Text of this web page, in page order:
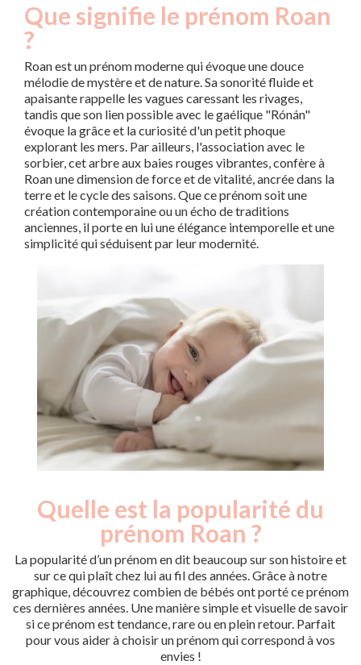
Que signifie le prénom Roan
?
Roan est un prénom moderne qui évoque une douce
mélodie de mystère et de nature. Sa sonorité fluide et
apaisante rappelle les vagues caressant les rivages,
tandis que son lien possible avec le gaélique "Rónán"
évoque la grâce et la curiosité d'un petit phoque
explorant les mers. Par ailleurs, l'association avec le
sorbier, cet arbre aux baies rouges vibrantes, confère à
Roan une dimension de force et de vitalité, ancrée dans la
terre et le cycle des saisons. Que ce prénom soit une
création contemporaine ou un écho de traditions
anciennes, il porte en lui une élégance intemporelle et une
simplicité qui séduisent par leur modernité.
Quelle est la popularité du
prénom Roan ?
La popularité d’un prénom en dit beaucoup sur son histoire et
sur ce qui plaît chez lui au fil des années. Grâce à notre
graphique, découvrez combien de bébés ont porté ce prénom
ces dernières années. Une manière simple et visuelle de savoir
si ce prénom est tendance, rare ou en plein retour. Parfait
pour vous aider à choisir un prénom qui correspond à vos
envies !
Année
Nouveaux-
nés
2010
28
2011
34
2012
37
2013
33
2014
44
2015
32